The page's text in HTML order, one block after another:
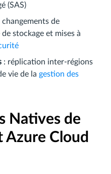
(SAS)
changements de
stockage et mises à
: réplication inter-régions
vie de la gestion des
Natives de
Azure Cloud